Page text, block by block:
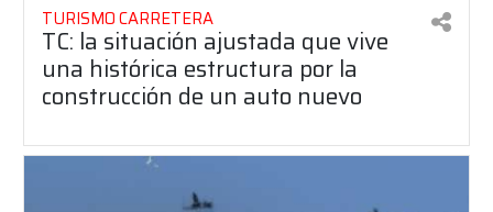
TURISMO CARRETERA
TC: la situación ajustada que vive
una histórica estructura por la
construcción de un auto nuevo